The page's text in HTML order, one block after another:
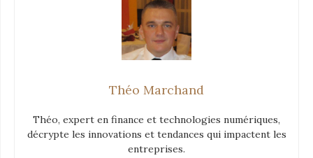
Théo Marchand
Théo, expert en finance et technologies numériques,
décrypte les innovations et tendances qui impactent les
entreprises.